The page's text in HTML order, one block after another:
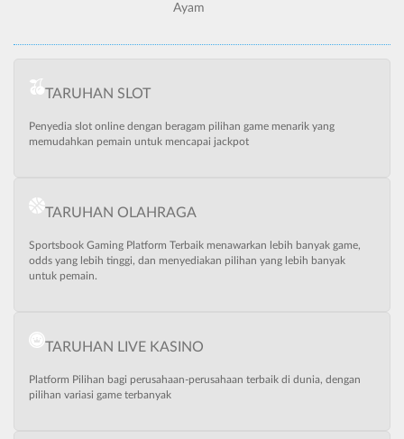
Ayam
TARUHAN SLOT
Penyedia slot online dengan beragam pilihan game menarik yang
memudahkan pemain untuk mencapai jackpot
TARUHAN OLAHRAGA
Sportsbook Gaming Platform Terbaik menawarkan lebih banyak game,
odds yang lebih tinggi, dan menyediakan pilihan yang lebih banyak
untuk pemain.
TARUHAN LIVE KASINO
Platform Pilihan bagi perusahaan-perusahaan terbaik di dunia, dengan
pilihan variasi game terbanyak